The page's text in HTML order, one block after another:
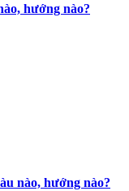
hướng nào?
nào, hướng nào?